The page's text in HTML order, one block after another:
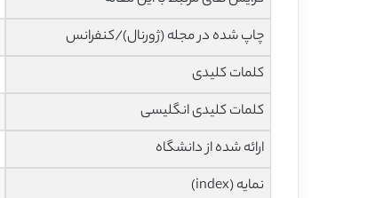
چاپ شده در مجله (ژورنال)/کنفرانس
کلمات کلیدی
کلمات کلیدی انگلیسی
ارائه شده از دانشگاه
نمایه (index)